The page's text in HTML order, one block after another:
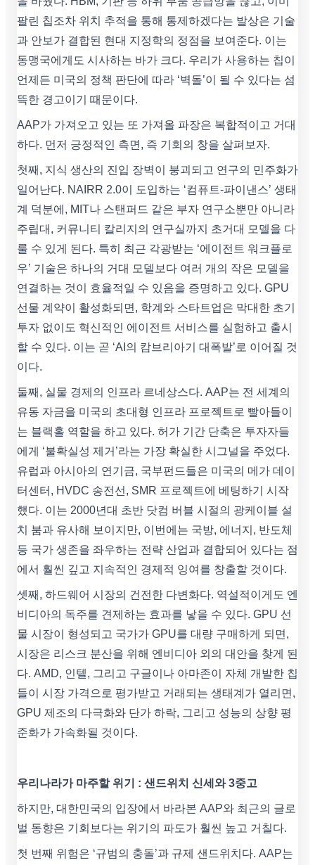
팔린 칩조차 위치 추적을 통해 통제하겠다는 발상은 기술
과 안보가 결합된 현대 지정학의 정점을 보여준다. 이는
동맹국에게도 시사하는 바가 크다. 우리가 사용하는 칩이
언제든 미국의 정책 판단에 따라 ‘벽돌’이 될 수 있다는 섬
뜩한 경고이기 때문이다.
AAP가 가져오고 있는 또 가져올 파장은 복합적이고 거대
하다. 먼저 긍정적인 측면, 즉 기회의 창을 살펴보자.
첫째, 지식 생산의 진입 장벽이 붕괴되고 연구의 민주화가
일어난다. NAIRR 2.0이 도입하는 ‘컴퓨트-파이낸스’ 생태
계 덕분에, MIT나 스탠퍼드 같은 부자 연구소뿐만 아니라
주립대, 커뮤니티 칼리지의 연구실까지 초거대 모델을 다
룰 수 있게 된다. 특히 최근 각광받는 ‘에이전트 워크플로
우’ 기술은 하나의 거대 모델보다 여러 개의 작은 모델을
연결하는 것이 효율적일 수 있음을 증명하고 있다. GPU
선물 계약이 활성화되면, 학계와 스타트업은 막대한 초기
투자 없이도 혁신적인 에이전트 서비스를 실험하고 출시
할 수 있다. 이는 곧 ‘AI의 캄브리아기 대폭발’로 이어질 것
이다.
둘째, 실물 경제의 인프라 르네상스다. AAP는 전 세계의
유동 자금을 미국의 초대형 인프라 프로젝트로 빨아들이
는 블랙홀 역할을 하고 있다. 허가 기간 단축은 투자자들
에게 ‘불확실성 제거’라는 가장 확실한 시그널을 주었다.
유럽과 아시아의 연기금, 국부펀드들은 미국의 메가 데이
터센터, HVDC 송전선, SMR 프로젝트에 베팅하기 시작
했다. 이는 2000년대 초반 닷컴 버블 시절의 광케이블 설
치 붐과 유사해 보이지만, 이번에는 국방, 에너지, 반도체
등 국가 생존을 좌우하는 전략 산업과 결합되어 있다는 점
에서 훨씬 깊고 지속적인 경제적 잉여를 창출할 것이다.
셋째, 하드웨어 시장의 건전한 다변화다. 역설적이게도 엔
비디아의 독주를 견제하는 효과를 낳을 수 있다. GPU 선
물 시장이 형성되고 국가가 GPU를 대량 구매하게 되면,
시장은 리스크 분산을 위해 엔비디아 외의 대안을 찾게 된
다. AMD, 인텔, 그리고 구글이나 아마존이 자체 개발한 칩
들이 시장 가격으로 평가받고 거래되는 생태계가 열리면,
GPU 제조의 다극화와 단가 하락, 그리고 성능의 상향 평
준화가 가속화될 것이다.
우리나라가 마주할 위기 : 샌드위치 신세와 3중고
하지만, 대한민국의 입장에서 바라본 AAP와 최근의 글로
벌 동향은 기회보다는 위기의 파도가 훨씬 높고 거칠다.
첫 번째 위험은 ‘규범의 충돌’과 규제 샌드위치다. AAP는